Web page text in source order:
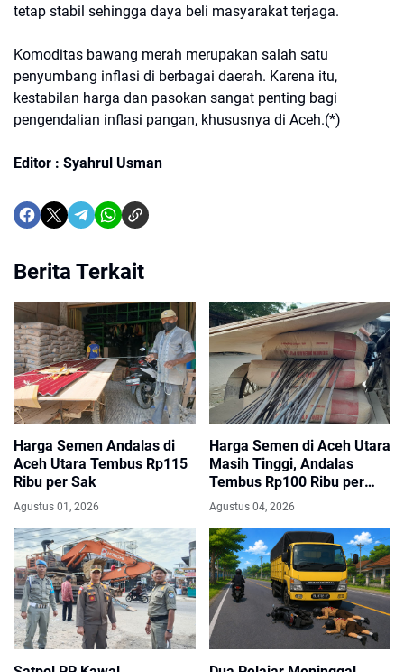
tetap stabil sehingga daya beli masyarakat terjaga.
Komoditas bawang merah merupakan salah satu
penyumbang inflasi di berbagai daerah. Karena itu,
kestabilan harga dan pasokan sangat penting bagi
pengendalian inflasi pangan, khususnya di Aceh.(*)
Editor : Syahrul Usman
Berita Terkait
Harga Semen Andalas di
Aceh Utara Tembus Rp115
Ribu per Sak
Agustus 01, 2026
Harga Semen di Aceh Utara
Masih Tinggi, Andalas
Tembus Rp100 Ribu per
Sak
Agustus 04, 2026